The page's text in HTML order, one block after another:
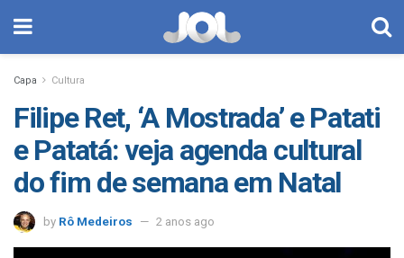
Capa Cultura
Filipe Ret, ‘A Mostrada’ e Patati
e Patatá: veja agenda cultural
do fim de semana em Natal
by Rô Medeiros 2 anos ago